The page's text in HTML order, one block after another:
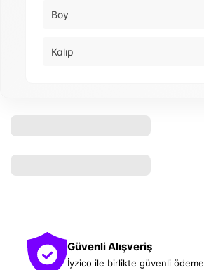
Boy
Kalıp
Güvenli Alışveriş
İyzico ile birlikte güvenli ödeme